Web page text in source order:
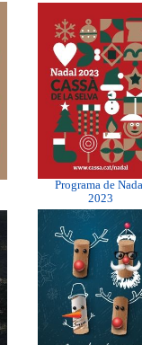
Programa de
2023